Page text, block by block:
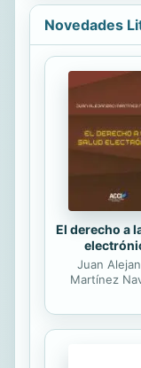
Novedades
El derecho a
Juan
Martínez